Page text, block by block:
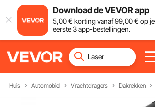
Download de VEVOR app
5,00€ korting vanaf99,00€ op je
eerste 3 app-bestellingen.
Huis Automobiel Vrachtdragers Dakrekken